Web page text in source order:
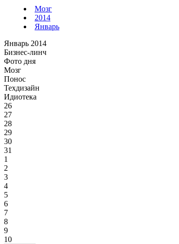
Мозг
2014
Январь
Январь 2014
Бизнес-линч
Фото дня
Мозг
Понос
Техдизайн
Идиотека
26
27
28
29
30
31
1
2
3
4
5
6
7
8
9
10